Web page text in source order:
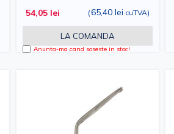
54,05 lei (65,40 lei cuTVA)
LA COMANDA
Anunta-ma cand soseste in stoc!